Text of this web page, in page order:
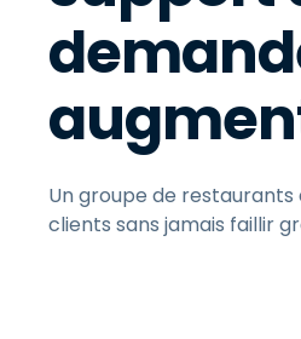
Un groupe de
clients sans jamais faillir